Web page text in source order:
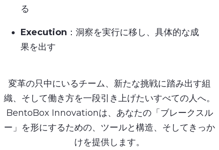
る
Execution ：洞察を実行に移し、具体的な成
果を出す
変革の只中にいるチーム、新たな挑戦に踏み出す組
織、そして働き方を一段引き上げたいすべての人へ。
BentoBox Innovationは、あなたの「ブレークスル
ー」を形にするための、ツールと構造、そしてきっか
けを提供します。